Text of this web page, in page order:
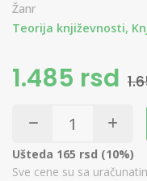
Žanr
Teorija književnosti,
1.485 rsd
Ušteda 165 rsd (10%)
Sve cene su sa